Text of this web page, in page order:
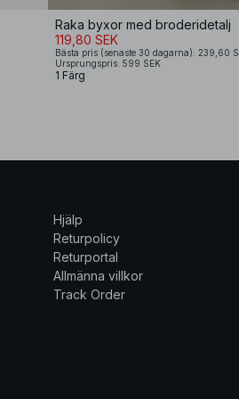
Raka byxor med broderidetalj
119,80 SEK
Bästa pris (senaste 30 dagarna): 239,60
Ursprungspris: 599 SEK
1 Färg
Hjälp
Returpolicy
Returportal
Allmänna villkor
Track Order